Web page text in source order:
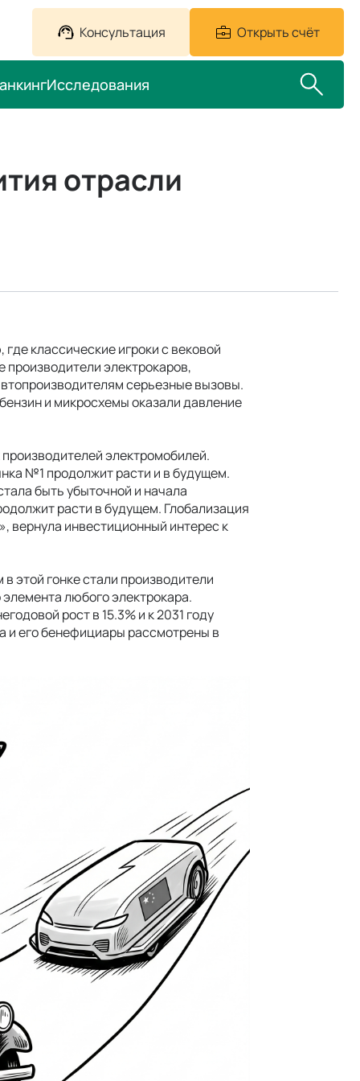
Консультация Открыть счёт
Исследования
отрасли
классические игроки с вековой
производители электрокаров,
серьезные вызовы.
и микросхемы оказали давление
электромобилей.
№1 продолжит расти и в будущем.
быть убыточной и начала
расти в будущем. Глобализация
вернула инвестиционный интерес к
этой гонке стали производители
любого электрокара.
рост в 15.3% и к 2031 году
и его бенефициары рассмотрены в